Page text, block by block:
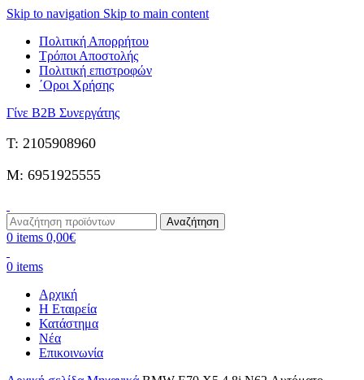
Skip to navigation Skip to main content
Πολιτική Απορρήτου
Τρόποι Αποστολής
Πολιτική επιστροφών
΄Οροι Χρήσης
Γίνε B2B Συνεργάτης
Τ: 2105908960
M: 6951925555
Αναζήτηση
0 items 0,00€
0 items
Αρχική
Η Εταιρεία
Κατάστημα
Νέα
Επικοινωνία